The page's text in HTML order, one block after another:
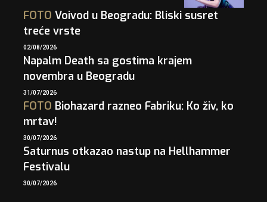
FOTO Voivod u Beogradu: Bliski susret
treće vrste
02/08/2026
Napalm Death sa gostima krajem
novembra u Beogradu
31/07/2026
FOTO Biohazard razneo Fabriku: Ko živ, ko
mrtav!
30/07/2026
Saturnus otkazao nastup na Hellhammer
Festivalu
30/07/2026